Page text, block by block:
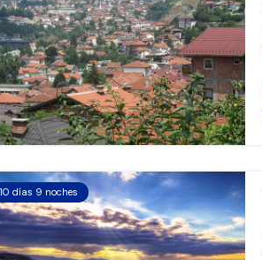
10 días 9 noches